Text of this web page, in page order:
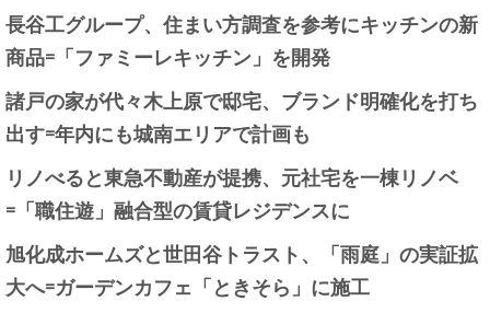
長谷工グループ、住まい方調査を参考にキッチンの新
商品=「ファミーレキッチン」を開発
諸戸の家が代々木上原で邸宅、ブランド明確化を打ち
出す=年内にも城南エリアで計画も
リノべると東急不動産が提携、元社宅を一棟リノベ
=「職住遊」融合型の賃貸レジデンスに
旭化成ホームズと世田谷トラスト、「雨庭」の実証拡
大へ=ガーデンカフェ「ときそら」に施工